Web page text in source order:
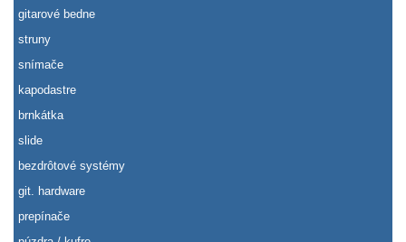
gitarové bedne
struny
snímače
kapodastre
brnkátka
slide
bezdrôtové systémy
git. hardware
prepínače